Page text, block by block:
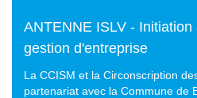
ANTENNE ISLV -
gestion d'entreprise
La CCISM et la Circonscription
partenariat avec la Commune de